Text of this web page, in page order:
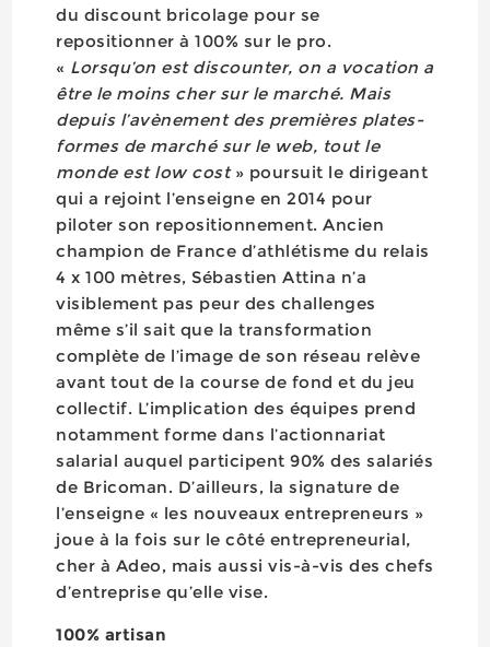
du discount bricolage pour se
repositionner à 100% sur le pro.
« Lorsqu’on est discounter, on a vocation a
être le moins cher sur le marché. Mais
depuis l’avènement des premières plates-
formes de marché sur le web, tout le
monde est low cost » poursuit le dirigeant
qui a rejoint l’enseigne en 2014 pour
piloter son repositionnement. Ancien
champion de France d’athlétisme du relais
4 x 100 mètres, Sébastien Attina n’a
visiblement pas peur des challenges
même s’il sait que la transformation
complète de l’image de son réseau relève
avant tout de la course de fond et du jeu
collectif. L’implication des équipes prend
notamment forme dans l’actionnariat
salarial auquel participent 90% des salariés
de Bricoman. D’ailleurs, la signature de
l’enseigne « les nouveaux entrepreneurs »
joue à la fois sur le côté entrepreneurial,
cher à Adeo, mais aussi vis-à-vis des chefs
d’entreprise qu’elle vise.
100% artisan